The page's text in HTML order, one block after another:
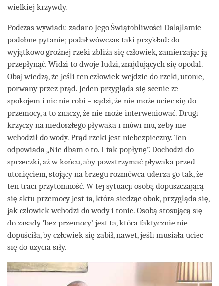
wielkiej krzywdy.
Podczas wywiadu zadano Jego Świątobliwości Dalajlamie
podobne pytanie; podał wówczas taki przykład: do
wyjątkowo groźnej rzeki zbliża się człowiek, zamierzając ją
przepłynąć. Widzi to dwoje ludzi, znajdujących się opodal.
Obaj wiedzą, że jeśli ten człowiek wejdzie do rzeki, utonie,
porwany przez prąd. Jeden przygląda się scenie ze
spokojem i nic nie robi – sądzi, że nie może uciec się do
przemocy, a to znaczy, że nie może interweniować. Drugi
krzyczy na niedoszłego pływaka i mówi mu, żeby nie
wchodził do wody. Prąd rzeki jest niebezpieczny. Ten
odpowiada „Nie dbam o to. I tak popłynę”. Dochodzi do
sprzeczki, aż w końcu, aby powstrzymać pływaka przed
utonięciem, stojący na brzegu rozmówca uderza go tak, że
ten traci przytomność. W tej sytuacji osobą dopuszczającą
się aktu przemocy jest ta, która siedząc obok, przygląda się,
jak człowiek wchodzi do wody i tonie. Osobą stosującą się
do zasady ‘bez przemocy’ jest ta, która faktycznie nie
dopuściła, by człowiek się zabił, nawet, jeśli musiała uciec
się do użycia siły.